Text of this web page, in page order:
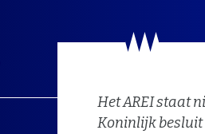
Het AREI staat
Koninlijk besluit